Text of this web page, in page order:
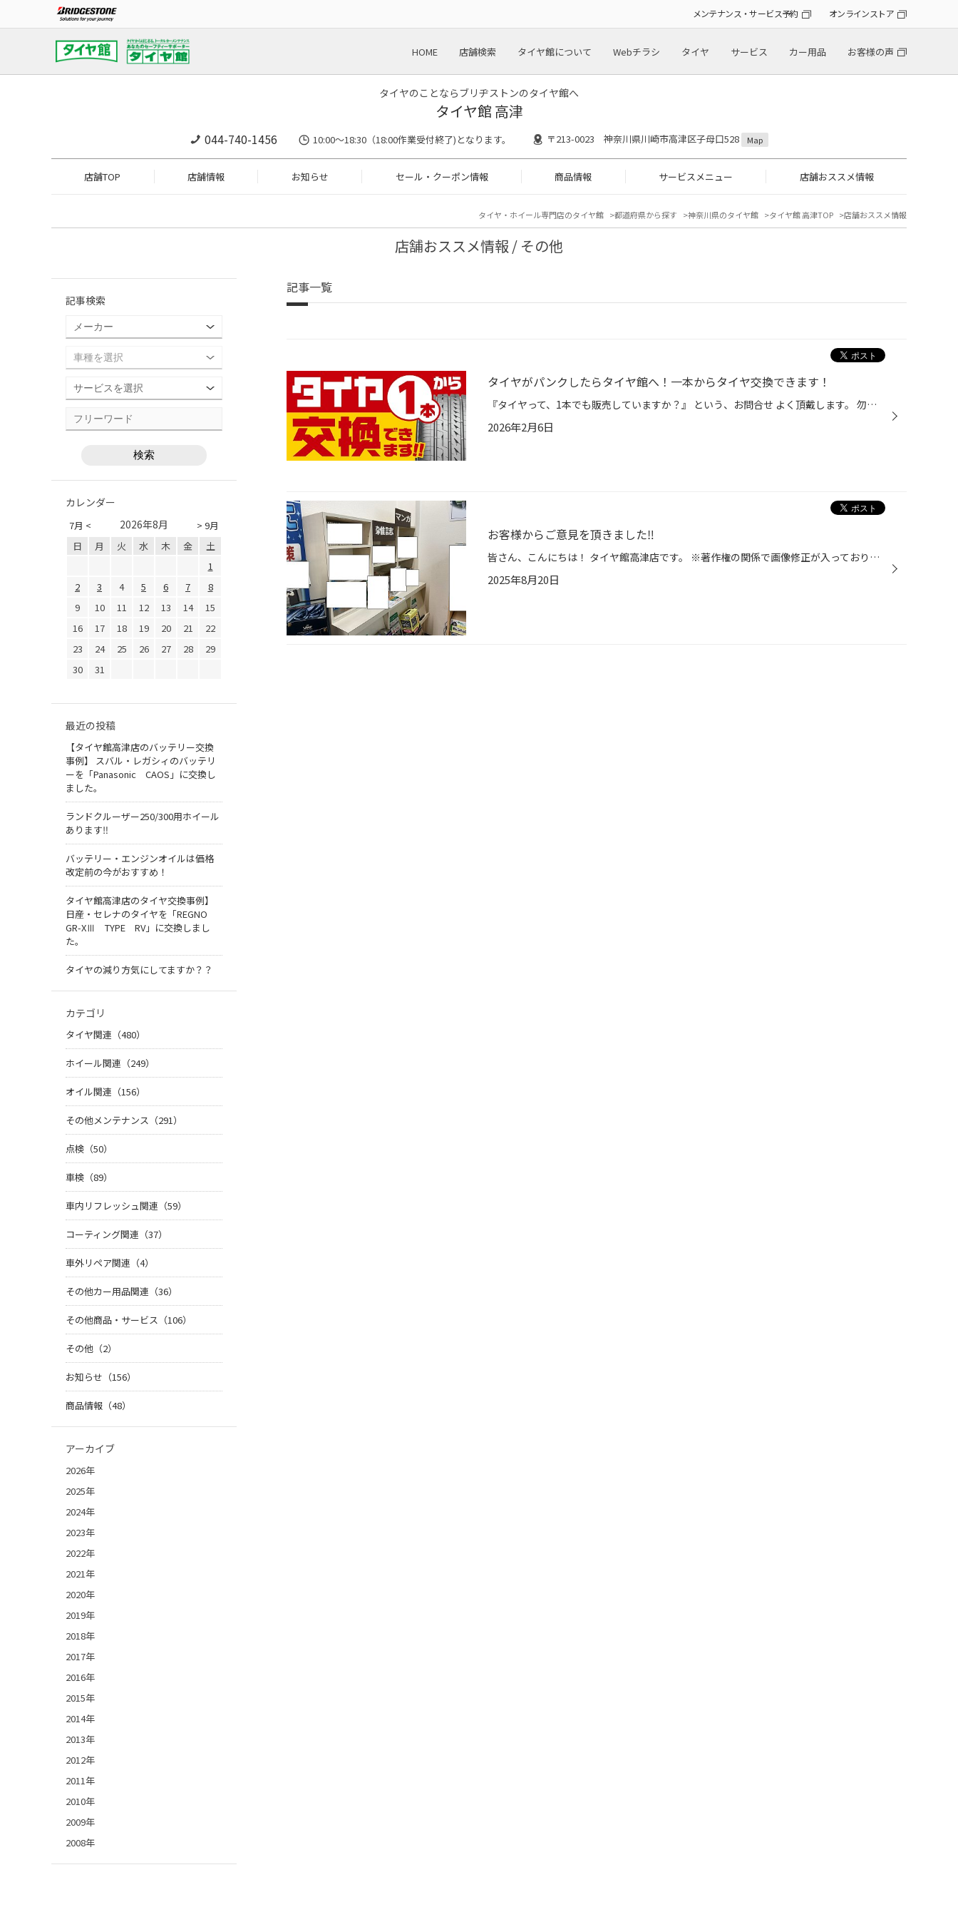
メンテナンス・サービス予約 オンラインストア
HOME 店舗検索 タイヤ館について Webチラシ タイヤ サービス カー用品 お客様の声
タイヤのことならブリヂストンのタイヤ館へ
タイヤ館 高津
044-740-1456 10:00～18:30（18:00作業受付終了)となります。 〒213-0023 神奈川県川崎市高津区子母口528 Map
店舗TOP 店舗情報 お知らせ セール・クーポン情報 商品情報 サービスメニュー 店舗おススメ情報
タイヤ・ホイール専門店のタイヤ館 都道府県から探す 神奈川県のタイヤ館 タイヤ館 高津TOP 店舗おススメ情報
店舗おススメ情報 / その他
記事一覧
タイヤがパンクしたらタイヤ館へ！一本からタイヤ交換できます！
『タイヤって、1本でも販売していますか？』 という、お問合せ よく頂戴します。 勿論、1本でも大丈夫です。 2本交換または4本交換など タイヤの状態により、ご提案させていただく場合もございます。 タイヤ交換は一本から受け付けておりますで、お気軽にご相談ください。 「タイヤ交換を何処に頼べ...
2026年2月6日
お客様からご意見を頂きました‼
皆さん、こんにちは！ タイヤ館高津店です。 ※著作権の関係で画像修正が入っております。 お客様にお答えして頂いているアンケートから車の雑誌や絵本を置いて欲しいとの声をいただいたので タイヤ館高津店では新しく車の雑誌や絵本を置くことになりました‼ これで作業中の待ち時間も快適にお待ちい...
2025年8月20日
記事検索
カレンダー
7月 < > 9月
2026年8月
日 月 火 水 木 金
土
1
2
3 4 5 6 7
8
9
10 11 12 13 14
15
16
17 18 19 20 21
22
23
24 25 26 27 28
29
30
31
最近の投稿
【タイヤ館高津店のバッテリー交換
事例】 スバル・レガシィのバッテリ
ーを「Panasonic CAOS」に交換し
ました。
ランドクルーザー250/300用ホイール
あります‼
バッテリー・エンジンオイルは価格
改定前の今がおすすめ！
タイヤ館高津店のタイヤ交換事例】
日産・セレナのタイヤを「REGNO
GR-XⅢ TYPE RV」に交換しまし
た。
タイヤの減り方気にしてますか？？
カテゴリ
タイヤ関連（480）
ホイール関連（249）
オイル関連（156）
その他メンテナンス（291）
点検（50）
車検（89）
車内リフレッシュ関連（59）
コーティング関連（37）
車外リペア関連（4）
その他カー用品関連（36）
その他商品・サービス（106）
その他（2）
お知らせ（156）
商品情報（48）
アーカイブ
2026年
2025年
2024年
2023年
2022年
2021年
2020年
2019年
2018年
2017年
2016年
2015年
2014年
2013年
2012年
2011年
2010年
2009年
2008年